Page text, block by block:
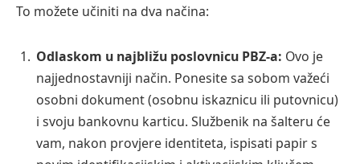
To možete učiniti na dva načina:
Odlaskom u najbližu poslovnicu PBZ-a: Ovo je
najjednostavniji način. Ponesite sa sobom važeći
osobni dokument (osobnu iskaznicu ili putovnicu)
i svoju bankovnu karticu. Službenik na šalteru će
vam, nakon provjere identiteta, ispisati papir s